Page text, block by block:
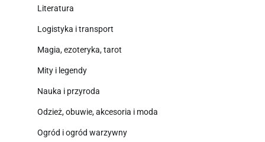
Literatura
Logistyka i transport
Magia, ezoteryka, tarot
Mity i legendy
Nauka i przyroda
Odzież, obuwie, akcesoria i moda
Ogród i ogród warzywny